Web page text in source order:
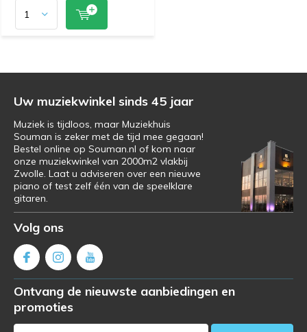
Uw muziekwinkel sinds 45 jaar
Muziek is tijdloos, maar Muziekhuis
Souman is zeker met de tijd mee gegaan!
Bestel online op Souman.nl of kom naar
onze muziekwinkel van 2000m2 vlakbij
Zwolle. Laat u adviseren over een nieuwe
piano of test zelf één van de speelklare
gitaren.
Volg ons
Ontvang de nieuwste aanbiedingen en
promoties